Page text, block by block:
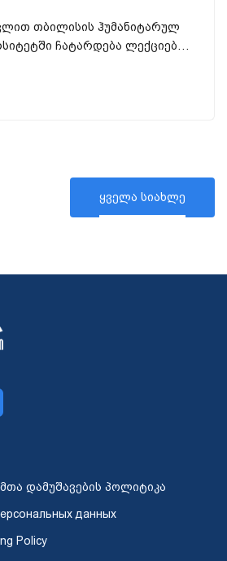
თბილისის ჰუმანიტარულ
ჩატარდება ლექციები,
ფარგლ...
ყველა სიახლე
დამუშავების პოლიტიკა
данных
Policy